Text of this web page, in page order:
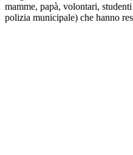
mamme, papà, volontari,
polizia municipale) che hanno